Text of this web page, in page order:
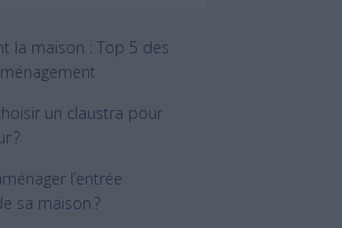
la maison : Top 5 des
un claustra pour
?
l’entrée
sa maison ?